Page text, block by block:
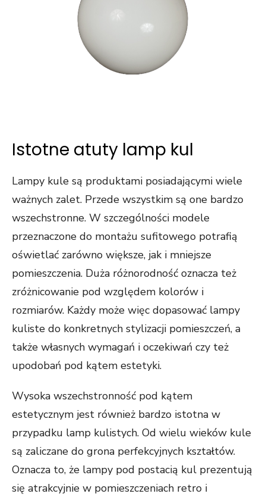
Istotne atuty lamp kul
Lampy kule są produktami posiadającymi wiele
ważnych zalet. Przede wszystkim są one bardzo
wszechstronne. W szczególności modele
przeznaczone do montażu sufitowego potrafią
oświetlać zarówno większe, jak i mniejsze
pomieszczenia. Duża różnorodność oznacza też
zróżnicowanie pod względem kolorów i
rozmiarów. Każdy może więc dopasować lampy
kuliste do konkretnych stylizacji pomieszczeń, a
także własnych wymagań i oczekiwań czy też
upodobań pod kątem estetyki.
Wysoka wszechstronność pod kątem
estetycznym jest również bardzo istotna w
przypadku lamp kulistych. Od wielu wieków kule
są zaliczane do grona perfekcyjnych kształtów.
Oznacza to, że lampy pod postacią kul prezentują
się atrakcyjnie w pomieszczeniach retro i